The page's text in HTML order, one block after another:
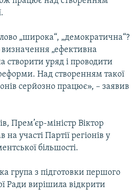
„широка“, „демократична“?
„ефективна
створити уряд і проводити
Над створенням такої
серйозно працює», – заявив
Прем’єр-міністр Віктор
участі Партії регіонів у
більшості.
група з підготовки першого
Ради вирішила відкрити